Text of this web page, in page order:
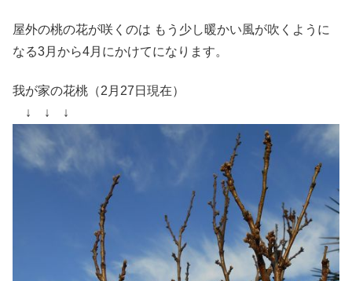
屋外の桃の花が咲くのは もう少し暖かい風が吹くように
なる3月から4月にかけてになります。
我が家の花桃（2月27日現在）
↓ ↓ ↓